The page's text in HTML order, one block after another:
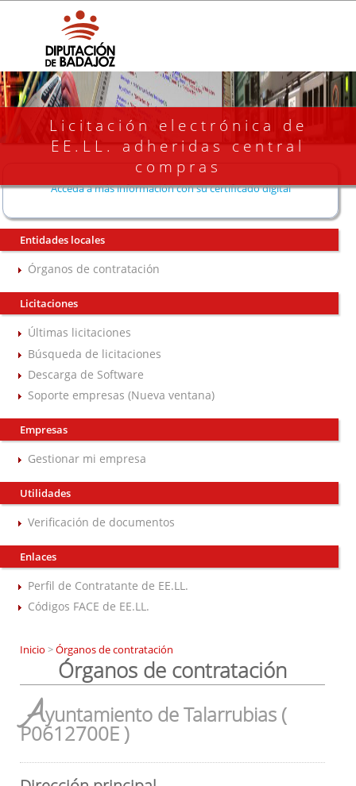
Licitación electrónica de
EE.LL. adheridas central
compras
Acceda a más información con su certificado digital
Entidades locales
Órganos de contratación
Licitaciones
Últimas licitaciones
Búsqueda de licitaciones
Descarga de Software
Soporte empresas (Nueva ventana)
Empresas
Gestionar mi empresa
Utilidades
Verificación de documentos
Enlaces
Perfil de Contratante de EE.LL.
Códigos FACE de EE.LL.
Inicio >Órganos de contratación
Órganos de contratación
Ayuntamiento de Talarrubias (
P0612700E )